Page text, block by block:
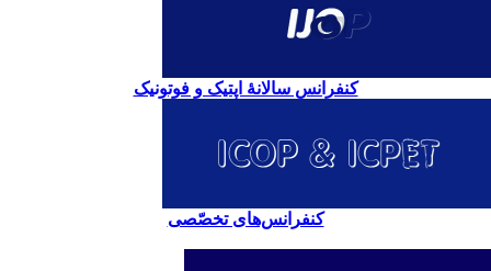
کنفرانس سالانۀ اپتیک و فوتونیک
کنفرانس‌های تخصّصی